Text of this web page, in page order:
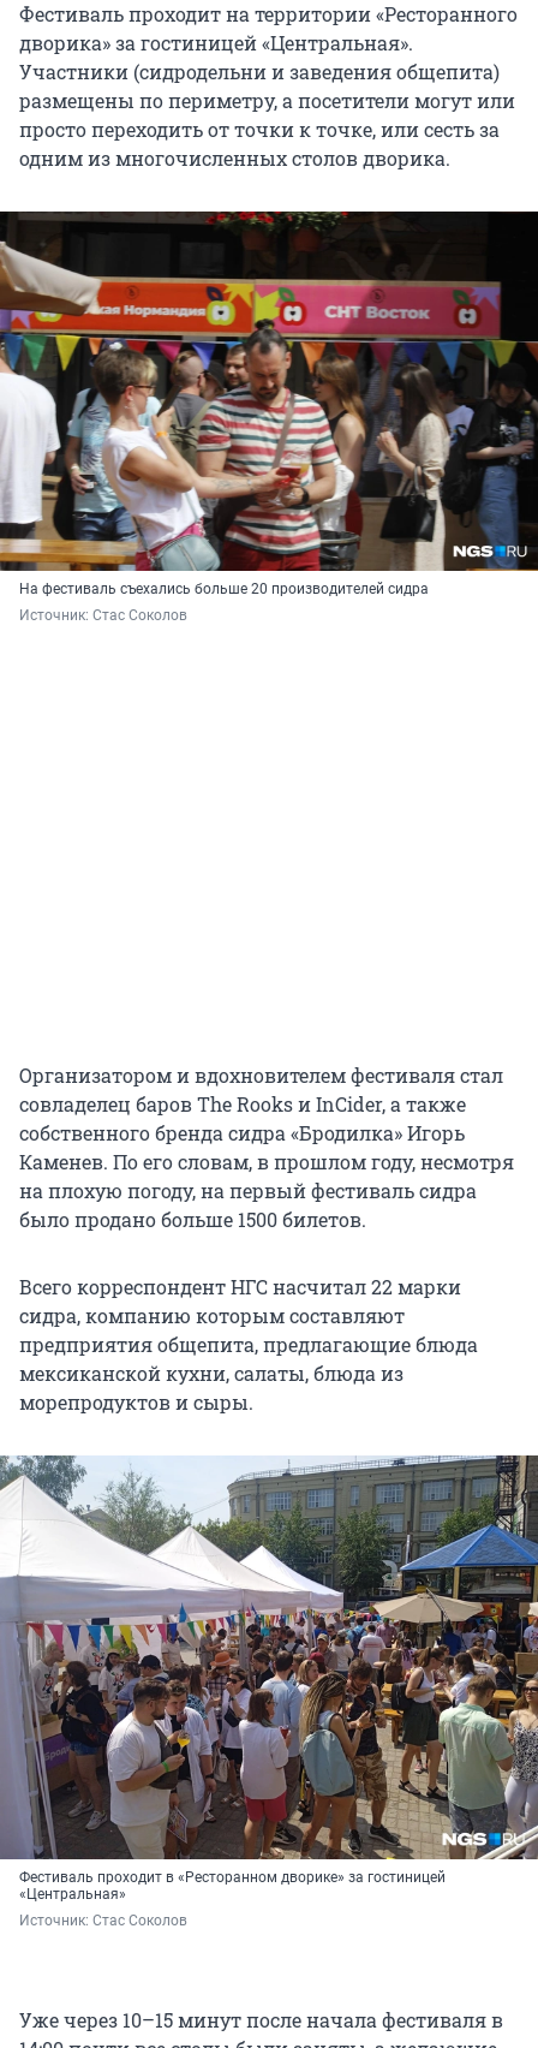
Фестиваль проходит на территории «Ресторанного
дворика» за гостиницей «Центральная».
Участники (сидродельни и заведения общепита)
размещены по периметру, а посетители могут или
просто переходить от точки к точке, или сесть за
одним из многочисленных столов дворика.
На фестиваль съехались больше 20 производителей сидра
Источник: Стас Соколов
Организатором и вдохновителем фестиваля стал
совладелец баров The Rooks и InCider, а также
собственного бренда сидра «Бродилка» Игорь
Каменев. По его словам, в прошлом году, несмотря
на плохую погоду, на первый фестиваль сидра
было продано больше 1500 билетов.
Всего корреспондент НГС насчитал 22 марки
сидра, компанию которым составляют
предприятия общепита, предлагающие блюда
мексиканской кухни, салаты, блюда из
морепродуктов и сыры.
Фестиваль проходит в «Ресторанном дворике» за гостиницей
«Центральная»
Источник: Стас Соколов
Уже через 10–15 минут после начала фестиваля в